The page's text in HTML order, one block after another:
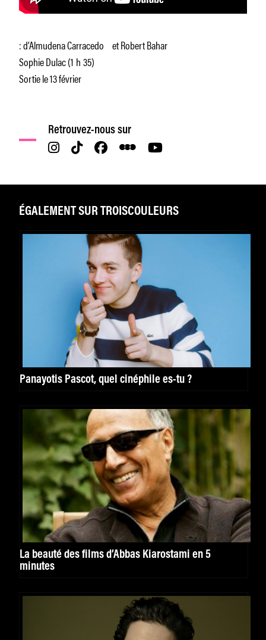
: d’Almudena Carracedo et Robert Bahar
Sophie Dulac (1 h 35)
Sortie le 13 février
Retrouvez-nous sur
ÉGALEMENT SUR TROISCOULEURS
Panayotis Pascot, quel cinéphile es-tu ?
La beauté des films d’Abbas Kiarostami en 5
minutes